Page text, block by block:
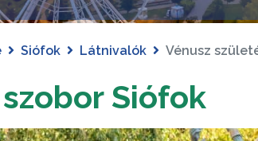
Siófok Látnivalók Vénusz
Siófok